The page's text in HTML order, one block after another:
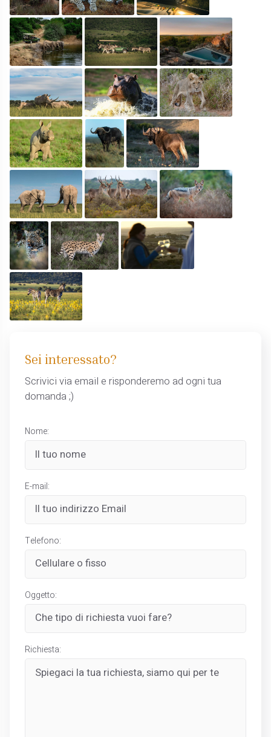
Sei interessato?
Scrivici via email e risponderemo ad ogni tua
domanda ;)
Nome:
E-mail:
Telefono:
Oggetto:
Richiesta: